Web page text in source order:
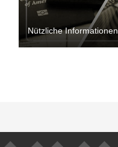
Nützliche Informationen